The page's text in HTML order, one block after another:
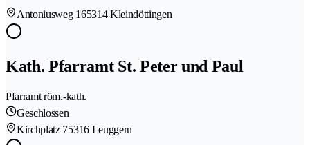
Antoniusweg 165314 Kleindöttingen
Kath. Pfarramt St. Peter und Paul
Pfarramt röm.-kath.
Geschlossen
Kirchplatz 75316 Leuggern